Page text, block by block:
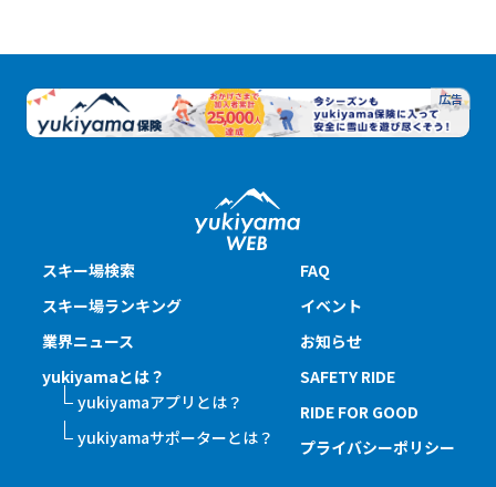
スキー場検索
スキー場ランキング
業界ニュース
yukiyamaとは？
yukiyamaアプリとは？
yukiyamaサポーターとは？
FAQ
イベント
お知らせ
SAFETY RIDE
RIDE FOR GOOD
プライバシーポリシー